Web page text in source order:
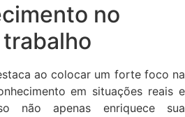
no
ao colocar um forte foco na
em situações reais e
não apenas enriquece sua